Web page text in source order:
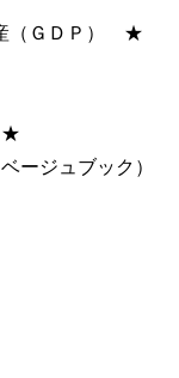
（ＧＤＰ） ★
★
ージュブック）